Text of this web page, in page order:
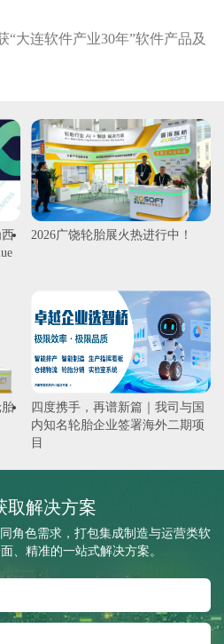
“大连软件产业30年”软件产品及
2026广饶轮胎展火热进行中！
四度携手，再谱新篇｜我司与国
内知名轮胎企业签署海外二期项
目
取解决方案
角色需求，打包集成制造与运营类软
、精准的一站式解决方案。